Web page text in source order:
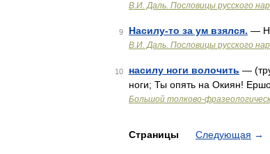
В.И. Даль. Пословицы русского
9 Насилу-то за ум взялся. —
В.И. Даль. Пословицы русского
10 насилу ноги волочить —
ноги; Ты опять на Окиян!
Большой толково-
Страницы Следующая →